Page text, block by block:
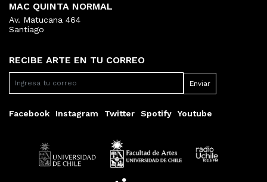
RECIBE ARTE EN TU CORREO
Facebook Instagram Twitter Spotify Youtube
MAC QUINTA NORMAL
Av. Matucana 464
Santiago